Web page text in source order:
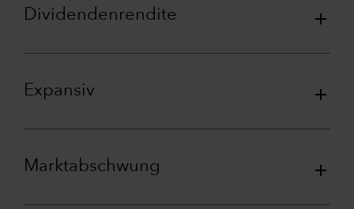
Dividendenrendite
Expansiv
Marktabschwung